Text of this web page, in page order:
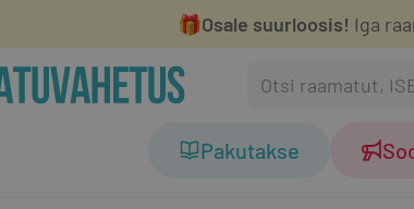
🎁Osale suurloosis! Iga
Pakutakse